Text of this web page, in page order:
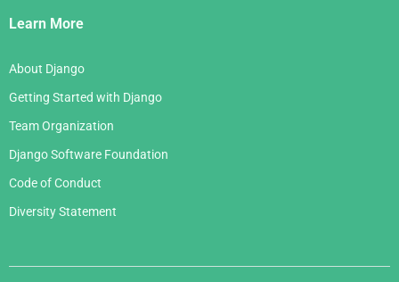
Links
Learn More
About Django
Getting Started with Django
Team Organization
Django Software Foundation
Code of Conduct
Diversity Statement